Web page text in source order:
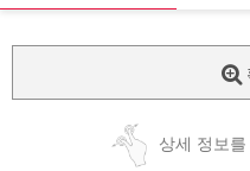
상세 정보